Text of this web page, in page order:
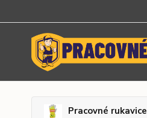
Pracovné rukavice